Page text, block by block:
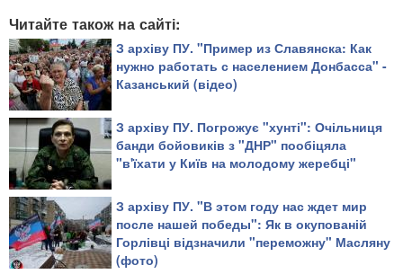
Читайте також на сайті:
З архіву ПУ. "Пример из Славянска: Как
нужно работать с населением Донбасса" -
Казанський (відео)
З архіву ПУ. Погрожує "хунті": Очільниця
банди бойовиків з "ДНР" пообіцяла
"в'їхати у Київ на молодому жеребці"
З архіву ПУ. "В этом году нас ждет мир
после нашей победы": Як в окупованій
Горлівці відзначили "переможну" Масляну
(фото)